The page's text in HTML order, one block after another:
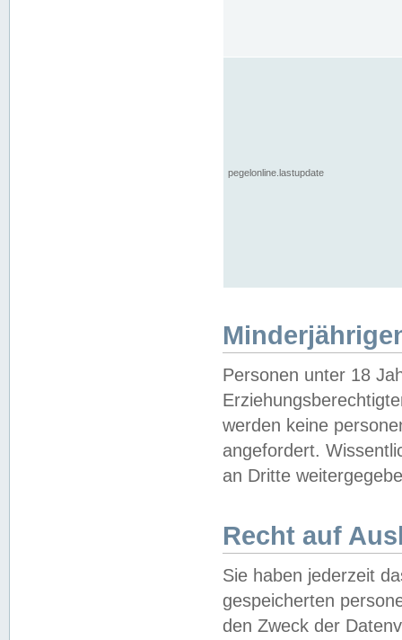
pegelonline.lastupdate
Personen unter 18
werden keine
angefordert.
an Dritte
Recht auf
Sie haben jederzeit
gespeicherten
den Zweck der